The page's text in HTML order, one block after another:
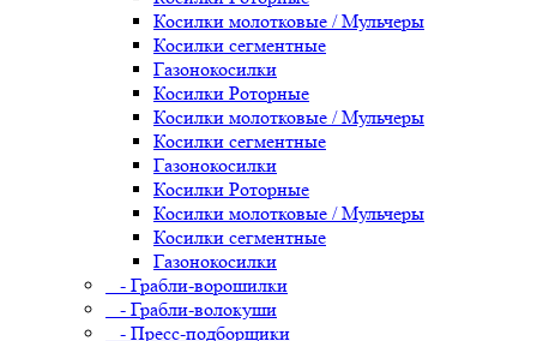
Косилки молотковые / Мульчеры
Косилки сегментные
Газонокосилки
Косилки Роторные
Косилки молотковые / Мульчеры
Косилки сегментные
Газонокосилки
Косилки Роторные
Косилки молотковые / Мульчеры
Косилки сегментные
Газонокосилки
- Грабли-ворошилки
- Грабли-волокуши
- Пресс-подборщики